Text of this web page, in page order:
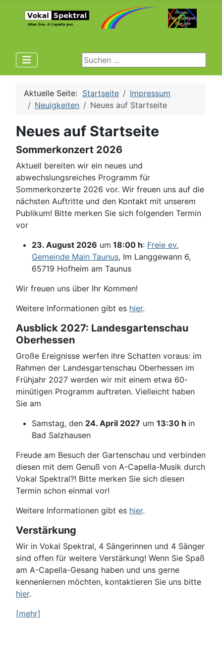
Suchen ...
Aktuelle Seite: Startseite
Impressum
Neuigkeiten
Neues auf Startseite
Neues auf Startseite
Sommerkonzert 2026
Aktuell bereiten wir ein neues und
abwechslungsreiches Programm für
Sommerkonzerte 2026 vor. Wir freuen uns auf die
nächsten Auftritte und den Kontakt mit unserem
Publikum! Bitte merken Sie sich folgenden Termin
vor
23. August 2026 um 18:00 h: Freie ev.
Gemeinde Main Taunus, Im Langgewann 6,
65719 Hofheim am Taunus
Wir freuen uns über Ihr Kommen!
Weitere Informationen gibt es hier.
Ausblick 2027: Landesgartenschau
Oberhessen
Große Ereignisse werfen ihre Schatten voraus: im
Rahmen der Landesgartenschau Oberhessen im
Frühjahr 2027 werden wir mit einem etwa 60-
minütigen Programm auftreten. Vielleicht haben
Sie am
Samstag, den 24. April 2027 um 13:30 h in
Bad Salzhausen
Freude am Besuch der Gartenschau und verbinden
diesen mit dem Genuß von A-Capella-Musik durch
Vokal Spektral?! Bitte merken Sie sich diesen
Termin schon einmal vor!
Weitere Informationen gibt es hier.
Verstärkung
Wir in Vokal Spektral, 4 Sängerinnen und 4 Sänger
sind offen für weitere Verstärkung! Wenn Sie Spaß
am A-Capella-Gesang haben und uns gerne
kennenlernen möchten, kontaktieren Sie uns bitte
hier.
[mehr]